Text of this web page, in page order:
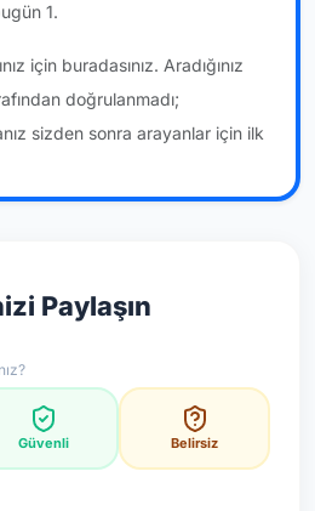
1.
için buradasınız. Aradığınız
doğrulanmadı;
sizden sonra arayanlar için ilk
Paylaşın
Güvenli Belirsiz